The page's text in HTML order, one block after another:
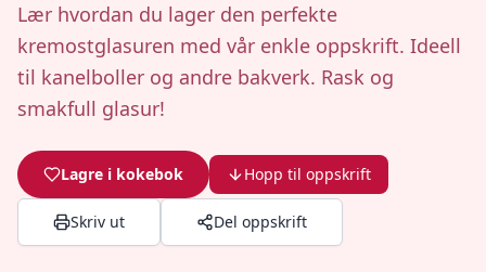
Lær hvordan du lager den perfekte
kremostglasuren med vår enkle oppskrift. Ideell
til kanelboller og andre bakverk. Rask og
smakfull glasur!
Lagre i kokebok Hopp til oppskrift
Skriv ut Del oppskrift